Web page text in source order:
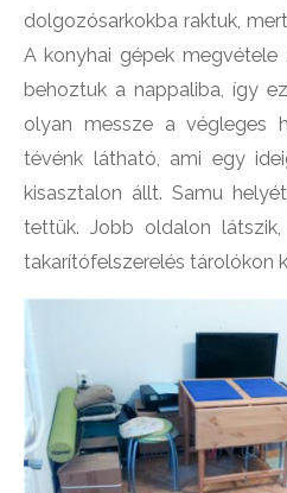
dolgozósarkokba raktuk,
A konyhai gépek
behoztuk a nappaliba, így
olyan messze a végleges
tévénk látható, ami egy
kisasztalon állt. Samu
tettük. Jobb oldalon
takarítófelszerelés tárolókon